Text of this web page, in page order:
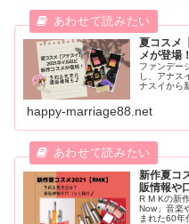
夏コスメ
メが登場
ファンデー
し、アナス
ナスイから
ご紹介しま
happy-marriage88.net
新作夏コ
販情報や
R M Kの新
Now」音楽
まれた60年